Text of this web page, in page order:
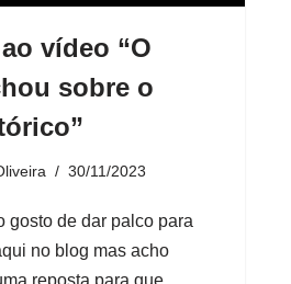
vídeo “O
sobre o
30/11/2023
gosto de dar palco para
no blog mas acho